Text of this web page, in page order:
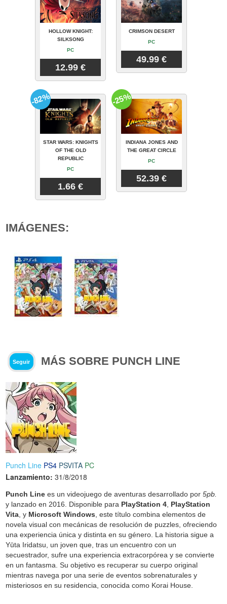
HOLLOW KNIGHT:
SILKSONG
PC
12.99 €
CRIMSON DESERT
PC
49.99 €
STAR WARS: KNIGHTS
OF THE OLD
REPUBLIC
PC
1.66 €
-82%
INDIANA JONES AND
THE GREAT CIRCLE
PC
52.39 €
-25%
IMÁGENES:
Seguir MÁS SOBRE PUNCH LINE
Punch Line PS4 PSVITA PC
Lanzamiento: 31/8/2018
Punch Line es un videojuego de aventuras desarrollado por5pb.
y lanzado en 2016. Disponible para PlayStation 4 PlayStation
Vita , y Microsoft Windows , este título combina elementos de
novela visual con mecánicas de resolución de puzzles, ofreciendo
una experiencia única y distinta en su género. La historia sigue a
Yūta Iridatsu, un joven que, tras un encuentro con un
secuestrador, sufre una experiencia extracorpórea y se convierte
en un fantasma. Su objetivo es recuperar su cuerpo original
mientras navega por una serie de eventos sobrenaturales y
misteriosos en su residencia, conocida como Korai House.